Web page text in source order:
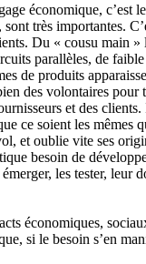
économique, c’est
très importantes.
Du « cousu main
parallèles, de
de produits
des volontaires
et des
ce soient les
et oublie vite ses
besoin de
les tester,
économiques,
si le besoin s’en